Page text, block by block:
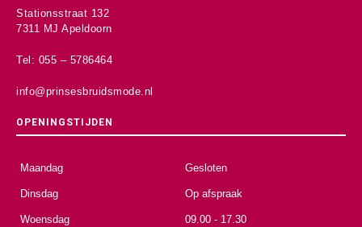
Stationsstraat 132
7311 MJ Apeldoorn
Tel: 055 – 5786464
info@prinsesbruidsmode.nl
OPENINGSTIJDEN
Maandag Gesloten
Dinsdag Op afspraak
Woensdag 09.00 - 17.30